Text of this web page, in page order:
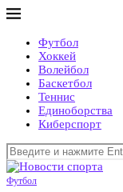
Футбол
Хоккей
Волейбол
Баскетбол
Теннис
Единоборства
Киберспорт
Футбол